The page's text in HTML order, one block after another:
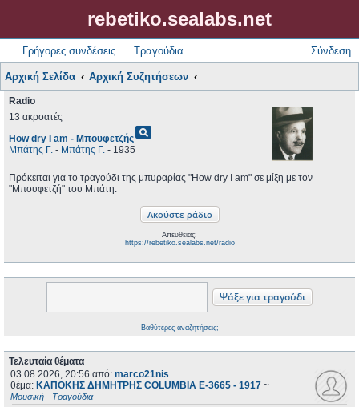
rebetiko.sealabs.net
Γρήγορες συνδέσεις Τραγούδια Σύνδεση
Αρχική Σελίδα Αρχική Συζητήσεων
Radio
13 ακροατές
How dry I am - Μπουφετζήςpageview
Μπάτης Γ. - Μπάτης Γ. - 1935
Πρόκειται για το τραγούδι της μπυραρίας "How dry I am" σε μίξη με τον
"Μπουφετζή" του Μπάτη.
Απευθείας:
https://rebetiko.sealabs.net/radio
Βαθύτερες αναζητήσεις;
Τελευταία θέματα
03.08.2026, 20:56 από: marco21nis
θέμα: ΚΑΠΟΚΗΣ ΔΗΜΗΤΡΗΣ COLUMBIA E-3665 - 1917 ~
Μουσική - Τραγούδια